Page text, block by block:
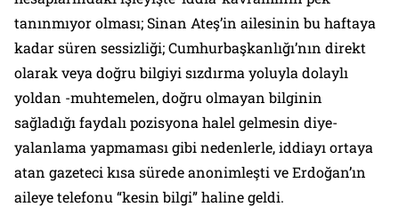
tanınmıyor olması; Sinan Ateş’in ailesinin bu haftaya
kadar süren sessizliği; Cumhurbaşkanlığı’nın direkt
olarak veya doğru bilgiyi sızdırma yoluyla dolaylı
yoldan -muhtemelen, doğru olmayan bilginin
sağladığı faydalı pozisyona halel gelmesin diye-
yalanlama yapmaması gibi nedenlerle, iddiayı ortaya
atan gazeteci kısa sürede anonimleşti ve Erdoğan’ın
aileye telefonu “kesin bilgi” haline geldi.